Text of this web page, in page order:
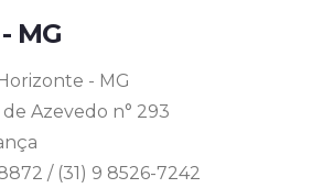
MG
- MG
Azevedo n° 293
/ (31) 9 8526-7242